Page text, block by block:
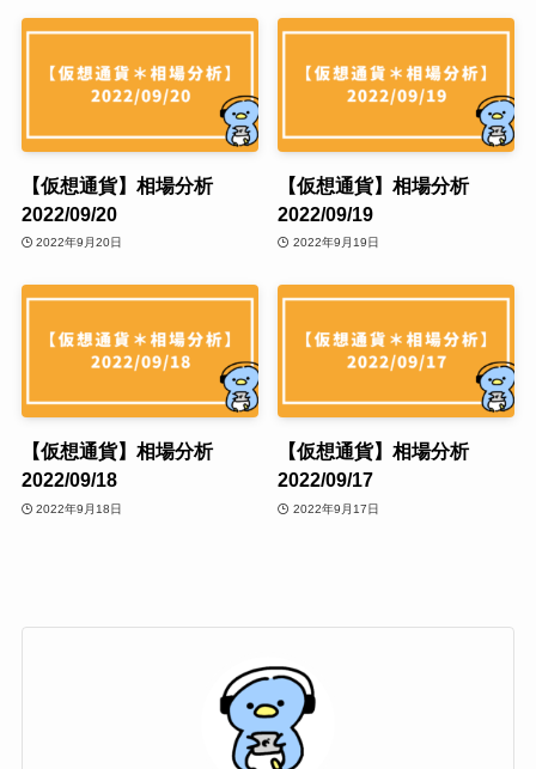
【仮想通貨】相場分析
2022/09/20
2022年9月20日
【仮想通貨】相場分析
2022/09/19
2022年9月19日
【仮想通貨】相場分析
2022/09/18
2022年9月18日
【仮想通貨】相場分析
2022/09/17
2022年9月17日